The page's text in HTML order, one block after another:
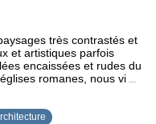
très contrastés et
et artistiques parfois
encaissées et rudes du
romanes, nous vi...